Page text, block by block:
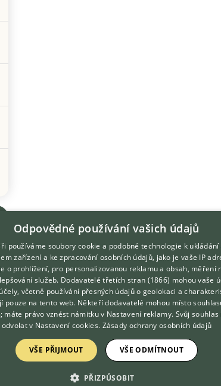
STRÁNKA
O nás
Kontakt
Možnosti zvýraznění inzerátů
Zpracování osobních údajů
Odpovědné používání vašich údajů
používáme soubory cookie a podobné technologie k
zařízení a ke zpracování osobních údajů, jako je vaše IP
o prohlížení, pro personalizovanou reklamu a obsah, měření
služeb. Dodavatelé třetích stran (1866) mohou vaše
včetně používání přesných údajů o geolokaci a
pouze na tento web. Někteří dodavatelé mohou místo
máte právo vznést námitku v Nastavení reklamy. Svůj
odvolat v Nastavení cookies. Zásady ochrany osobních údajů
VŠE PŘIJMOUT VŠE ODMÍTNOUT
PŘIZPŮSOBIT